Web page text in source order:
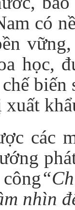
có
học,
các
nhìn